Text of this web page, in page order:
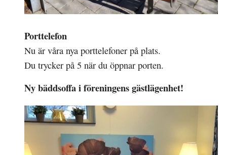
Porttelefon
Nu är våra nya porttelefoner på plats.
Du trycker på 5 när du öppnar porten.
Ny bäddsoffa i föreningens gästlägenhet!